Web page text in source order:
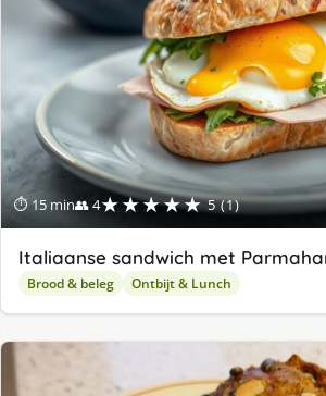
⏱ 15 min👥 4★★★★★ 5 (1)
Italiaanse sandwich met
Brood & beleg Ontbijt & Lunch